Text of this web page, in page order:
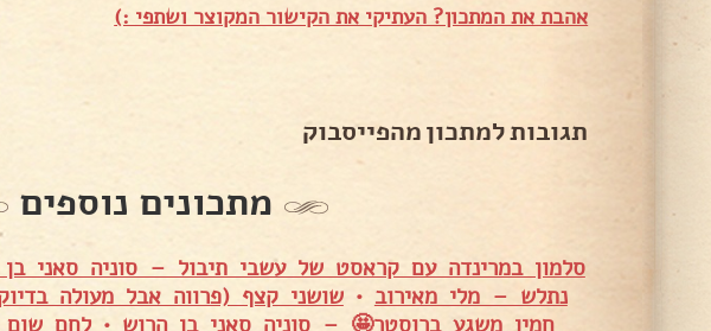
אהבת את המתכון? העתיקי את הקישור המקוצר ושתפי :)
תגובות למתכון מהפייסבוק
מתכונים נוספים
סלמון במרינדה עם קראסט של עשבי תיבול – סוניה סאני
נתלש – מלי מאירוב •שושני קצף (פרווה אבל מעולה
חמין משגע ברוסטר🤩 – סוניה סאני בן הרוש • לחם שום